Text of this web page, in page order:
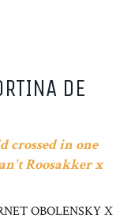
DE
crossed in one
Roosakker x
OBOLENSKY X